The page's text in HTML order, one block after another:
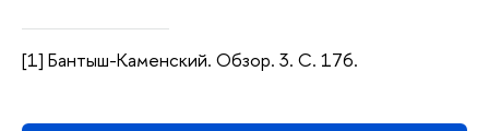
[1] Бантыш-Каменский. Обзор. 3. С. 176.